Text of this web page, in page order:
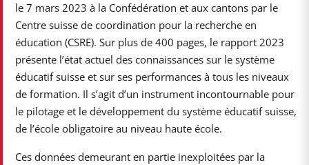
le 7 mars 2023 à la Confédération et aux cantons par le
Centre suisse de coordination pour la recherche en
éducation (CSRE). Sur plus de 400 pages, le rapport 2023
présente l’état actuel des connaissances sur le système
éducatif suisse et sur ses performances à tous les niveaux
de formation. Il s’agit d’un instrument incontournable pour
le pilotage et le développement du système éducatif suisse,
de l’école obligatoire au niveau haute école.
Ces données demeurant en partie inexploitées par la